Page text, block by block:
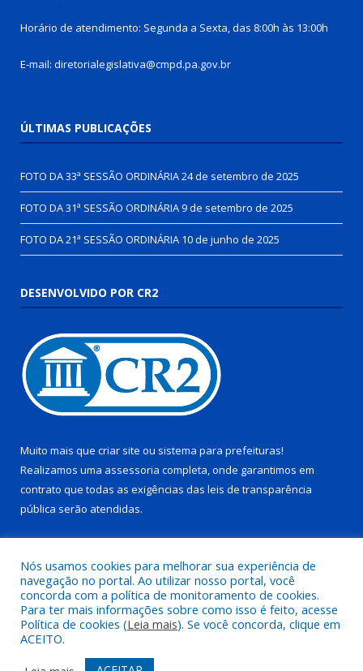
Horário de atendimento: Segunda a Sexta, das 8:00h às 13:00h
E-mail: diretorialegislativa@cmpd.pa.gov.br
ÚLTIMAS PUBLICAÇÕES
FOTO DA 33ª SESSÃO ORDINÁRIA24 de setembro de 2025
FOTO DA 31ª SESSÃO ORDINÁRIA9 de setembro de 2025
FOTO DA 21ª SESSÃO ORDINÁRIA 10 de junho de 2025
DESENVOLVIDO POR CR2
Muito mais que criar site ou sistema para prefeituras!
Realizamos uma assessoria completa, onde garantimos em
contrato que todas as exigências das leis de transparência
pública serão atendidas.
Todos os direitos reservados a Câmara Municipal de Pau D’arco.
Nós usamos cookies para melhorar sua experiência de
navegação no portal. Ao utilizar nosso portal, você
concorda com a política de monitoramento de cookies.
Para ter mais informações sobre como isso é feito, acesse
Política de cookies (Leia mais). Se você concorda, clique em
ACEITO.